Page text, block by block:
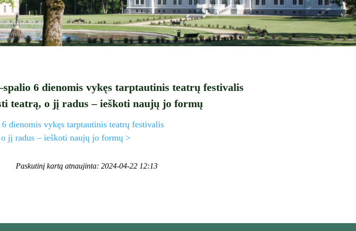
6 dienomis vykęs tarptautinis teatrų festivalis
teatrą, o jį radus – ieškoti naujų jo formų
dienomis vykęs tarptautinis teatrų festivalis
jį radus – ieškoti naujų jo formų >
Paskutinį kartą atnaujinta: 2024-04-22 12:13